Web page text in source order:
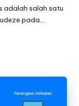
adalah salah satu
pada…